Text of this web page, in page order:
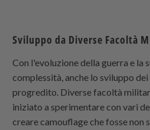
Sviluppo da Diverse Facoltà
Con l'evoluzione della guerra e la
complessità, anche lo sviluppo
progredito. Diverse facoltà
iniziato a sperimentare con vari
creare camouflage che fosse non